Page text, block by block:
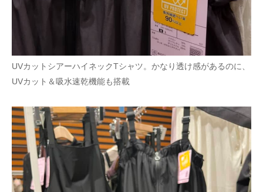
UVカットシアーハイネックTシャツ。かなり透け感があるのに、
UVカット＆吸水速乾機能も搭載